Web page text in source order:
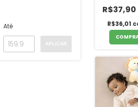
Até
APLICAR
R$37,90
R$36,01